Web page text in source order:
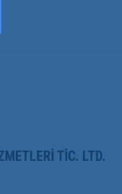
TIC. LTD.